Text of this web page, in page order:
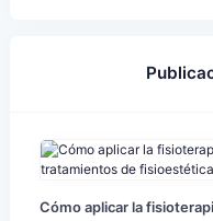
Cómo aplicar la